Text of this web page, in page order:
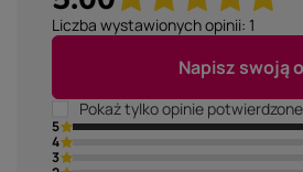
Liczba wystawionych opinii: 1
Napisz swoją
Pokaż tylko opinie
5
4
3